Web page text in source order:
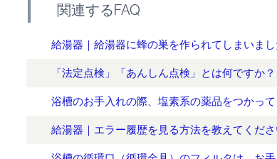
関連するFAQ
給湯器｜給湯器に蜂の巣を作られてしまいま
「法定点検」「あんしん点検」とは何ですか？
浴槽のお手入れの際、塩素系の薬品をつかっ
給湯器｜エラー履歴を見る方法を教えてくださ